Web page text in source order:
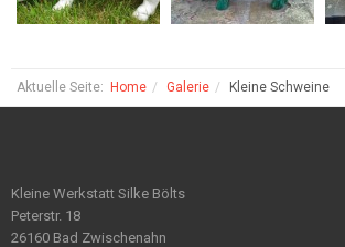
Aktuelle Seite: Home Galerie Kleine Schweine
Kleine Werkstatt Silke Bölts
Peterstr. 18
26160 Bad Zwischenahn